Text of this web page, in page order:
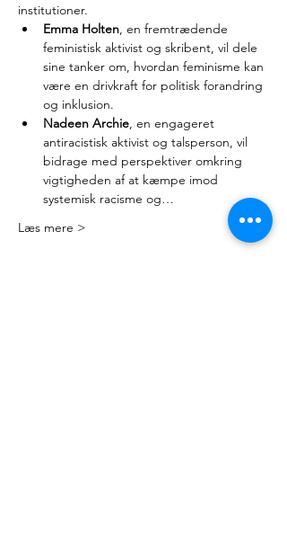
institutioner.
Emma Holten, en fremtrædende
feministisk aktivist og skribent, vil dele
sine tanker om, hvordan feminisme kan
være en drivkraft for politisk forandring
og inklusion.
Nadeen Archie, en engageret
antiracistisk aktivist og talsperson, vil
bidrage med perspektiver omkring
vigtigheden af at kæmpe imod
systemisk racisme og…
Læs mere >